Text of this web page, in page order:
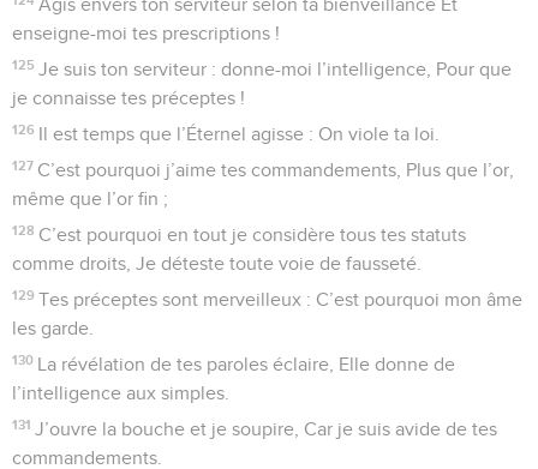
Agis envers ton serviteur selon ta bienveillance Et
enseigne-moi tes prescriptions !
125 Je suis ton serviteur : donne-moi l’intelligence, Pour que
je connaisse tes préceptes !
126 Il est temps que l’Éternel agisse : On viole ta loi.
127 C’est pourquoi j’aime tes commandements, Plus que l’or,
même que l’or fin ;
128 C’est pourquoi en tout je considère tous tes statuts
comme droits, Je déteste toute voie de fausseté.
129 Tes préceptes sont merveilleux : C’est pourquoi mon âme
les garde.
130 La révélation de tes paroles éclaire, Elle donne de
l’intelligence aux simples.
131 J’ouvre la bouche et je soupire, Car je suis avide de tes
commandements.